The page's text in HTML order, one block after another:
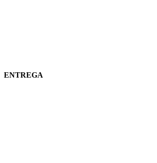
ENTREGA